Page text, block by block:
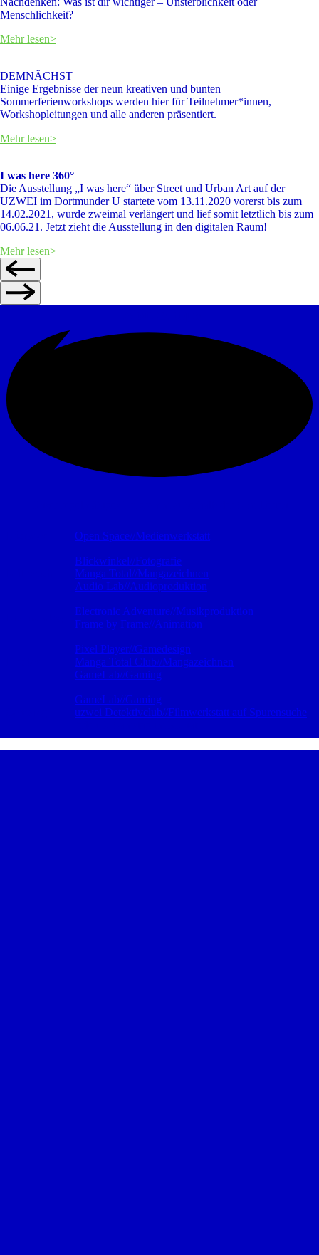
Menschlichkeit?
Mehr lesen>
DEMNÄCHST
Einige Ergebnisse der neun kreativen und bunten
Sommerferienworkshops werden hier für Teilnehmer*innen,
Workshopleitungen und alle anderen präsentiert.
Mehr lesen>
I was here 360°
Die Ausstellung „I was here“ über Street und Urban Art auf der
UZWEI im Dortmunder U startete vom 13.11.2020 vorerst bis zum
14.02.2021, wurde zweimal verlängert und lief somit letztlich bis zum
06.06.21. Jetzt zieht die Ausstellung in den digitalen Raum!
Mehr lesen>
Open Space//Medienwerkstatt
Blickwinkel//Fotografie
Manga Total//Mangazeichnen
Audio Lab//Audioproduktion
Electronic Adventure//Musikproduktion
Frame by Frame//Animation
Pixel Player//Gamedesign
Manga Total Club//Mangazeichnen
GameLab//Gaming
GameLab//Gaming
uzwei Detektivclub//Filmwerkstatt auf Spurensuche